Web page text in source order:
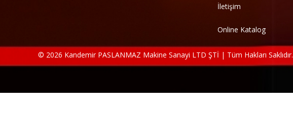
İletişim
Online Katalog
© 2026 Kandemir PASLANMAZ Makine Sanayi LTD ŞTİ | Tüm Hakları Saklıdır.